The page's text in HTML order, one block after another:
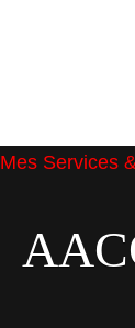
Mes Services